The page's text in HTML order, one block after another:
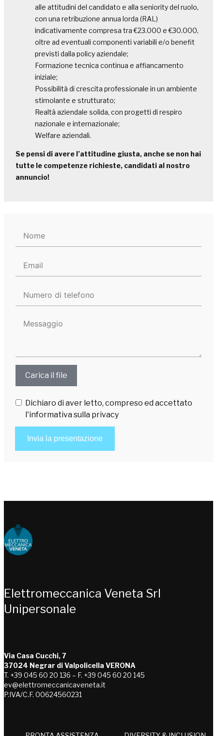
alle attitudini del candidato e alla seniority del ruolo,
con una retribuzione annua lorda (RAL)
indicativamente compresa tra €23.000 e €30.000,
oltre ad eventuali componenti variabili e/o benefit
previsti dalla policy aziendale;
Formazione tecnica continua e affiancamento
iniziale;
Possibilità di crescita professionale in un ambiente
stimolante e strutturato;
Realtà aziendale solida, con progetti di respiro
nazionale e internazionale;
Welfare aziendali.
Se pensi di avere l’attitudine giusta, anche se non hai
tutte le competenze richieste, candidati al nostro
annuncio!
Carica il file
Dichiaro di aver letto, compreso ed accettato
l'informativa sulla privacy
Invia la presentazione
Elettromeccanica Veneta Srl
Unipersonale
Via Casa Cucchi, 7
37024 Negrar di Valpolicella VERONA
T. +39 045 60 20 136 – F. +39 045 60 20 145
ev@elettromeccanicaveneta.it
P.IVA/C.F. 00624560231